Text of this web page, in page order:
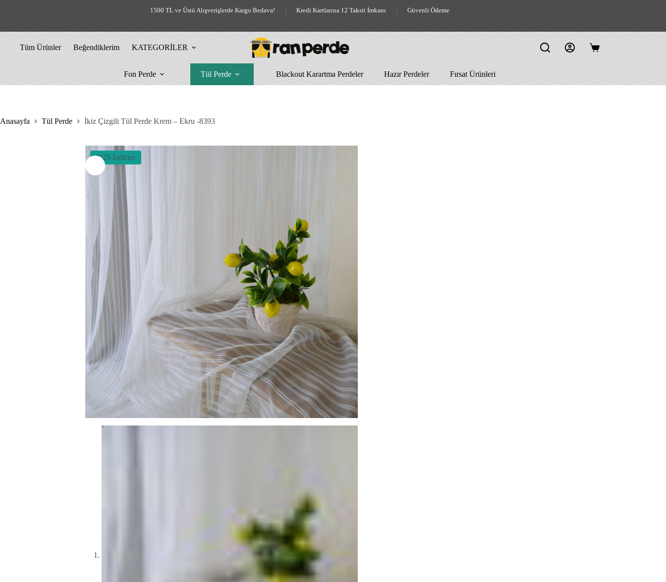
1500 TL ve Üstü Alışverişlerde Kargo Bedava! | Kredi Kartlarına 12 Taksit İmkanı | Güvenli Ödeme
Tüm Ürünler Beğendiklerim KATEGORİLER
Shopping
Fon Perde
Tül Perde Blackout Karartma Perdeler Hazır Perdeler Fırsat Ürünleri
Anasayfa Tül Perde İkiz Çizgili Tül Perde Krem – Ekru -8393
%25 İndirim